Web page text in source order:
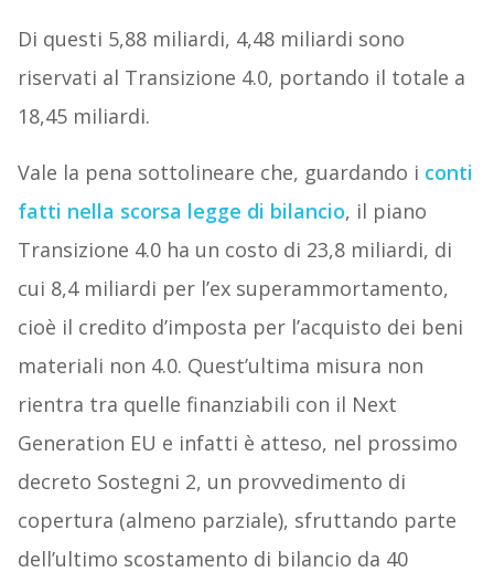
Di questi 5,88 miliardi, 4,48 miliardi sono
riservati al Transizione 4.0, portando il totale a
18,45 miliardi.
Vale la pena sottolineare che, guardando i conti
fatti nella scorsa legge di bilancio, il piano
Transizione 4.0 ha un costo di 23,8 miliardi, di
cui 8,4 miliardi per l’ex superammortamento,
cioè il credito d’imposta per l’acquisto dei beni
materiali non 4.0. Quest’ultima misura non
rientra tra quelle finanziabili con il Next
Generation EU e infatti è atteso, nel prossimo
decreto Sostegni 2, un provvedimento di
copertura (almeno parziale), sfruttando parte
dell’ultimo scostamento di bilancio da 40